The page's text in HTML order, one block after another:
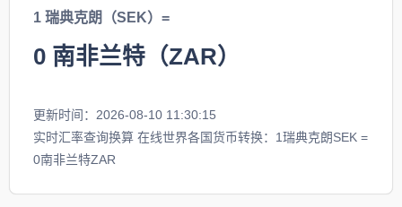
1 瑞典克朗（SEK）=
0 南非兰特（ZAR）
更新时间：2026-08-10 11:30:15
实时汇率查询换算 在线世界各国货币转换：1瑞典克朗SEK =
0南非兰特ZAR